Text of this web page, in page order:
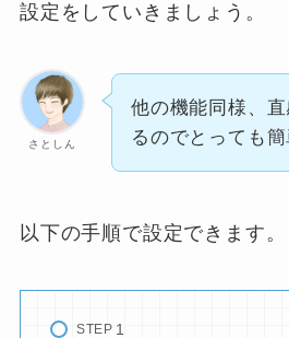
設定をしていきましょう。
さとしん
他の機能同様、
るのでとっても
以下の手順で設定できます。
STEP